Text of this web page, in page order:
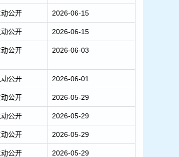
动公开 2026-06-15
动公开 2026-06-15
动公开 2026-06-03
动公开 2026-06-01
动公开 2026-05-29
动公开 2026-05-29
动公开 2026-05-29
动公开 2026-05-29